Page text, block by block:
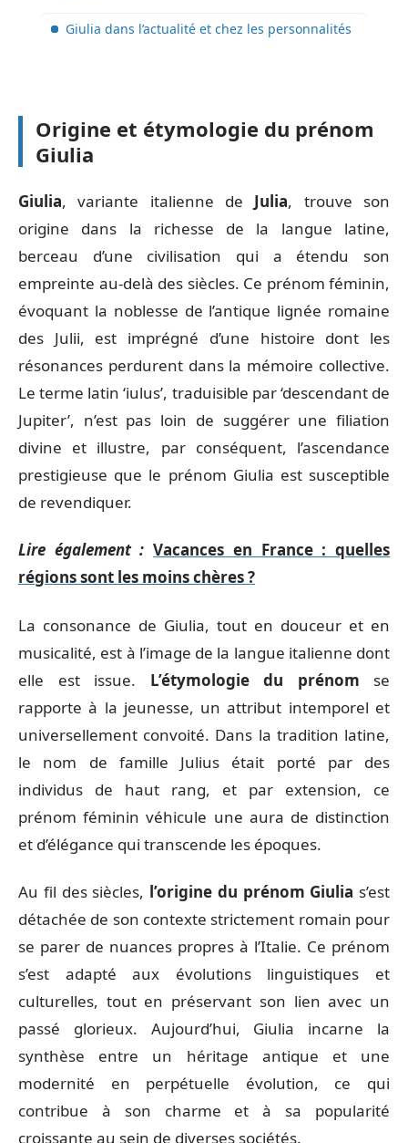
Giulia dans l’actualité et chez les personnalités
Origine et étymologie du prénom
Giulia
Giulia, variante italienne de Julia, trouve son
origine dans la richesse de la langue latine,
berceau d’une civilisation qui a étendu son
empreinte au-delà des siècles. Ce prénom féminin,
évoquant la noblesse de l’antique lignée romaine
des Julii, est imprégné d’une histoire dont les
résonances perdurent dans la mémoire collective.
Le terme latin ‘iulus’, traduisible par ‘descendant de
Jupiter’, n’est pas loin de suggérer une filiation
divine et illustre, par conséquent, l’ascendance
prestigieuse que le prénom Giulia est susceptible
de revendiquer.
Lire également : Vacances en France : quelles
régions sont les moins chères ?
La consonance de Giulia, tout en douceur et en
musicalité, est à l’image de la langue italienne dont
elle est issue. L’étymologie du prénom se
rapporte à la jeunesse, un attribut intemporel et
universellement convoité. Dans la tradition latine,
le nom de famille Julius était porté par des
individus de haut rang, et par extension, ce
prénom féminin véhicule une aura de distinction
et d’élégance qui transcende les époques.
Au fil des siècles, l’origine du prénom Giulia s’est
détachée de son contexte strictement romain pour
se parer de nuances propres à l’Italie. Ce prénom
s’est adapté aux évolutions linguistiques et
culturelles, tout en préservant son lien avec un
passé glorieux. Aujourd’hui, Giulia incarne la
synthèse entre un héritage antique et une
modernité en perpétuelle évolution, ce qui
contribue à son charme et à sa popularité
croissante au sein de diverses sociétés.